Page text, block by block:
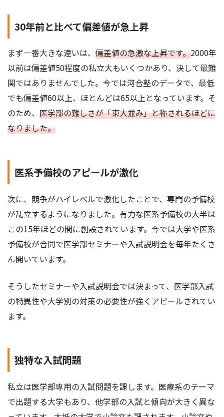
30年前と比べて偏差値が急上昇
まず一番大きな違いは、 偏差値の急激な上昇です。2000年
以前は偏差値50程度の私立大もいくつかあり、決して最難
関ではありませんでした。今では河合塾のデータで、最低
でも偏差値60以上、ほとんどは65以上となっています。そ
のため、 医学部の難しさが「東大並み」と称されるほどに
なりました。
医系予備校のアピールが激化
次に、競争がハイレベルで激化したことで、専門の予備校
が乱立するようになりました。有力な医系予備校の大半は
この15年ほどの間に創設されています。今では大学や医系
予備校が合同で医学部セミナーや入試説明会を毎年たくさ
ん開いています。
そうしたセミナーや入試説明会では決まって、医学部入試
の特異性や大学別の対策の必要性が強くアピールされてい
ます。
独特な入試問題
私立は医学部専用の入試問題を課します。医療系のテーマ
で出題する大学もあり、他学部の入試と傾向が大きく異な